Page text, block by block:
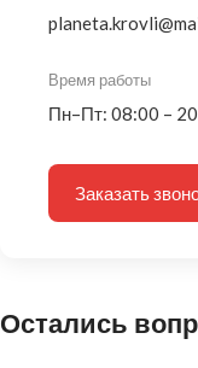
Время работы
Пн–Пт: 08:00 –
Заказать
Остались